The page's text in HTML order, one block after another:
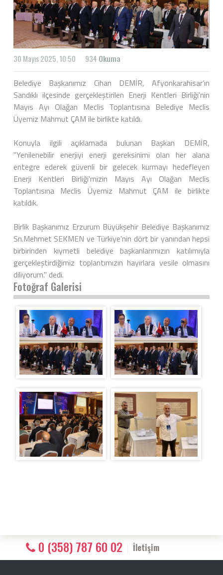
30 Mayıs 2025, 10:50 934 Okuma
Belediye Başkanımız Cihan DEMİR, Afyonkarahisar’ın
Sandıklı ilçesinde gerçekleştirilen Enerji Kentleri Birliği'nin
Mayıs Ayı Olağan Meclis Toplantısına Belediye Meclis
Üyemiz Mahmut ÇAM ile birlikte katıldı.
Konuyla ilgili açıklamada bulunan Başkan DEMİR,
"Yenilenebilir enerjiyi enerji gereksinimi olan her alana
entegre ederek güvenli bir gelecek kurmayı hedefleyen
Enerji Kentleri Birliği'mizin Mayıs Ayı Olağan Meclis
Toplantısına Meclis Üyemiz Mahmut ÇAM ile birlikte
katıldık.
Birlik Başkanımız Erzurum Büyükşehir Belediye Başkanımız
Sn.Mehmet SEKMEN ve Türkiye'nin dört bir yanından hepsi
birbirinden kıymetli belediye başkanlarımızın katılımıyla
gerçekleştirdiğimiz toplantımızın hayırlara vesile olmasını
diliyorum." dedi.
Fotoğraf Galerisi
0 (358) 787 60 02 İletişim